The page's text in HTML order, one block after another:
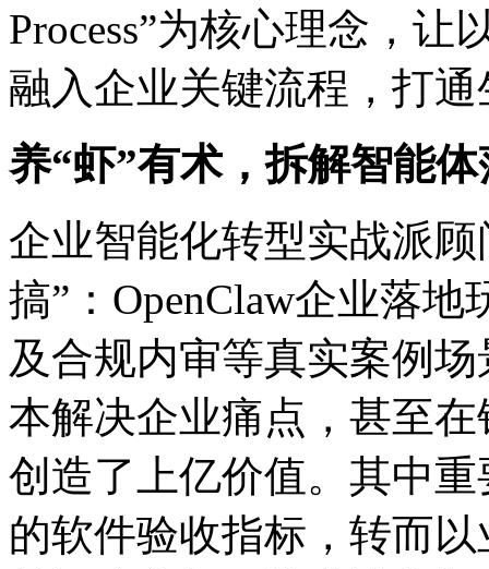
Process”为核心理念，
融入企业关键流程，打
养“虾”有术，拆解智能
企业智能化转型实战派
搞”：OpenClaw企业落地
及合规内审等真实案例场
本解决企业痛点，甚
创造了上亿价值。其中重
的软件验收指标，转而